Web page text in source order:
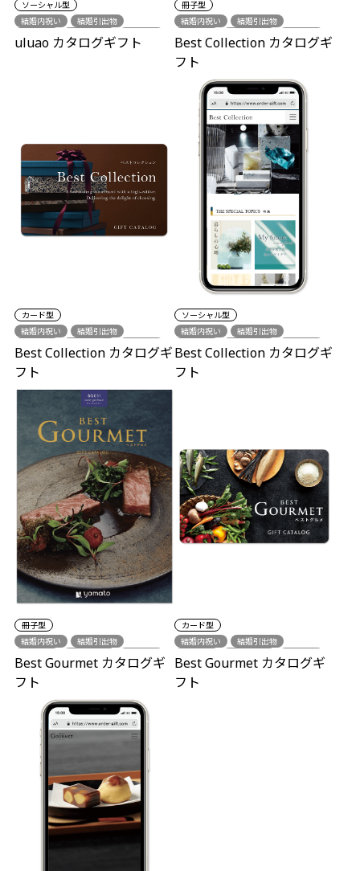
ソーシャル型
結婚内祝い
結婚引出物
出産内祝い
各種内祝い
uluao カタログギフト
冊子型
結婚内祝い
結婚引出物
結婚祝い
新築祝い
各種内祝い
Best Collection カタログギ
フト
カード型
結婚内祝い
結婚引出物
結婚祝い
新築祝い
各種内祝い
Best Collection カタログギ
フト
ソーシャル型
結婚内祝い
結婚引出物
結婚祝い
新築祝い
各種内祝い
Best Collection カタログギ
フト
冊子型
結婚内祝い
結婚引出物
結婚祝い
新築祝い
各種内祝い
中元・歳暮
Best Gourmet カタログギ
フト
カード型
結婚内祝い
結婚引出物
結婚祝い
新築祝い
各種内祝い
中元・歳暮
Best Gourmet カタログギ
フト